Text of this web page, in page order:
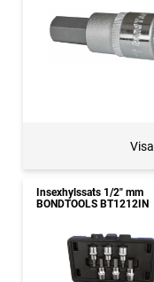
Visa
Insexhylssats 1/2" mm
BONDTOOLS BT1212IN